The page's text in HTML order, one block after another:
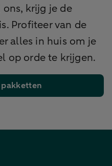
krijg je de
Profiteer van de
alles in huis om je
op orde te krijgen.